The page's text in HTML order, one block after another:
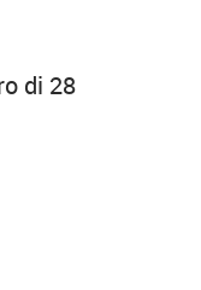
di 28